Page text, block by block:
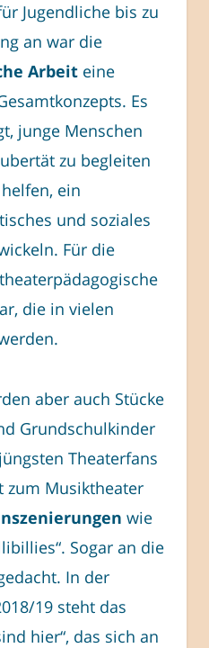
Jugendliche bis zu
an war die
Arbeit eine
Es
junge Menschen
zu begleiten
ein
und soziales
Für die
die in vielen
aber auch Stücke
Grundschulkinder
Theaterfans
zum Musiktheater
wie
Sogar an die
In der
19 steht das
hier“, das sich an